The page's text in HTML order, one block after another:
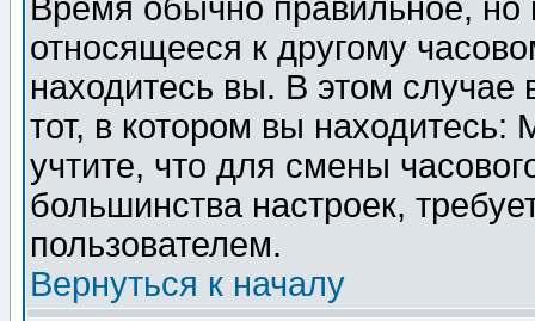
Время обычно правильное,
относящееся к другому
находитесь вы. В этом
тот, в котором вы
учтите, что для смены
большинства настроек,
пользователем.
Вернуться к началу